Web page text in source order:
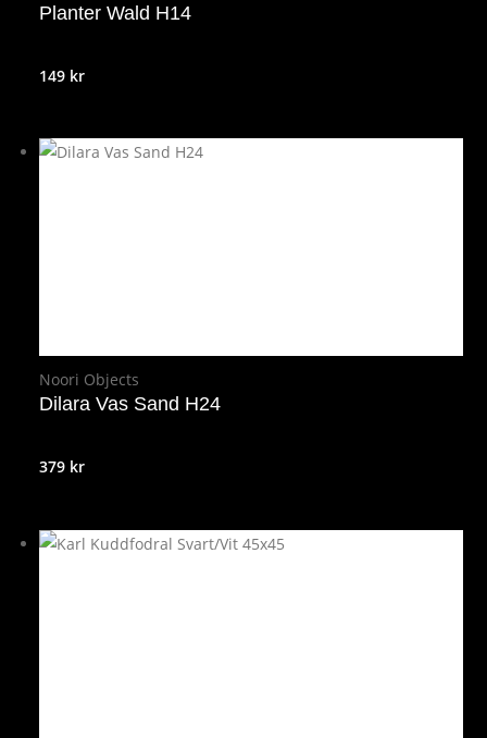
Planter Wald H14
149 kr
Noori Objects
Dilara Vas Sand H24
379 kr